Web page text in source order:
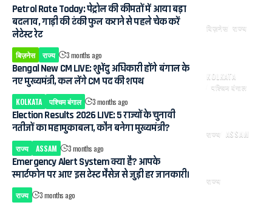
बिज़नेस राज्य
Petrol Rate Today: पेट्रोल की कीमतों में आया बड़ा
बदलाव, गाड़ी की टंकी फुल कराने से पहले चेक करें
लेटेस्ट रेट
बिज़नेस राज्य 3 months ago
KOLKATA
पश्चिम बंगाल
Bengal New CM LIVE: शुभेंदु अधिकारी होंगे बंगाल के
नए मुख्यमंत्री, कल लेंगे CM पद की शपथ
KOLKATA पश्चिम बंगाल 3 months ago
राज्य ASSAM
Election Results 2026 LIVE: 5 राज्यों के चुनावी
नतीजों का महामुकाबला, कौन बनेगा मुख्यमंत्री?
राज्य ASSAM 3 months ago
राज्य
Emergency Alert System क्या है? आपके
स्मार्टफोन पर आए इस टेस्ट मैसेज से जुड़ी हर जानकारी।
राज्य 3 months ago